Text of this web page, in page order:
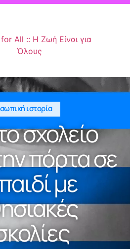
ιστορία
σχολείο
πόρτα σε
με